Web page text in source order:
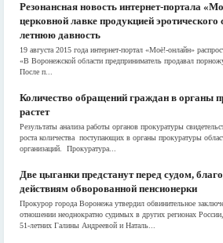
Резонансная новость интернет-портала
церковной лавке продукцией
летнюю давность
19 августа 2015 года интернет-портал «Моё!-онлайн»
«В Воронежской области предприниматель продавал
После п...
Количество обращений граждан в органы
растет
Результаты анализа работы органов прокуратуры
роста количества поступающих в органы прокуратуры
организаций. Прокуратура...
Две цыганки предстанут перед судом,
действиям обворованной пенсионерки
Прокурор города Воронежа утвердил обвинительное
отношении неоднократно судимых в других регионах
51-летних Галины Андреевой и Наталь...